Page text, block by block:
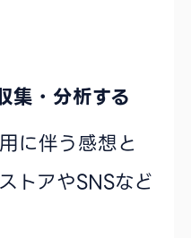
集・分析する
に伴う感想と
トアやSNSなど